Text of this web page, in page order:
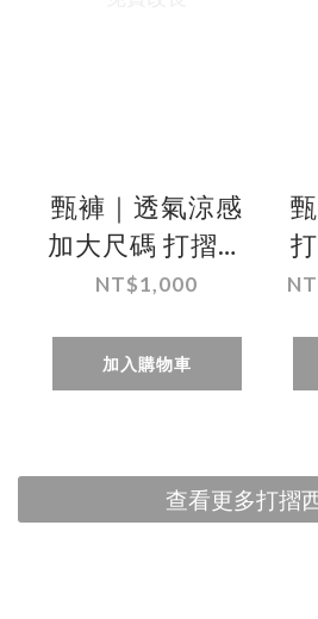
甄褲｜透氣涼感
加大尺碼 打摺高
腰西裝褲｜高腰
計・多色可選
（（44~46吋）
NT$1,000
加入購物車
查看更多打摺